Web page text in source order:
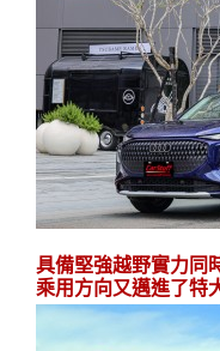
具備堅強越野實力同
乘用方向又邁進了特